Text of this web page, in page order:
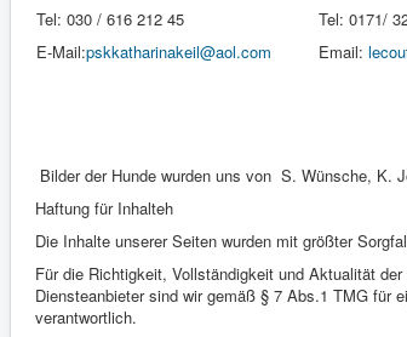
Tel: 030 / 616 212 45
E-Mail:pskkatharinakeil@aol.com
Tel: 0171/
Email:
Bilder der Hunde wurden uns von S. Wünsche, K.
Haftung für Inhalteh
Die Inhalte unserer Seiten wurden mit größter
Für die Richtigkeit, Vollständigkeit und Aktualität
Diensteanbieter sind wir gemäß § 7 Abs.1 TMG für
verantwortlich.